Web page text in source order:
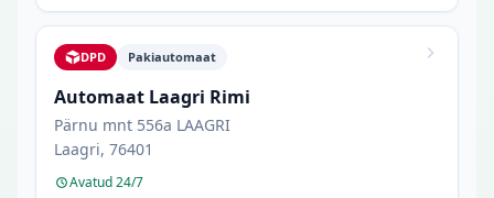
DPD Pakiautomaat
Automaat Laagri Rimi
Pärnu mnt 556a LAAGRI
Laagri, 76401
Avatud 24/7